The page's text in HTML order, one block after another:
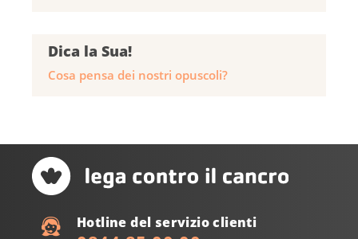
Dica la Sua!
Cosa pensa dei nostri opuscoli?
Hotline del servizio clienti